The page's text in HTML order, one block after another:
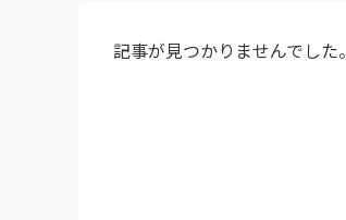
記事が見つかりませんでした。